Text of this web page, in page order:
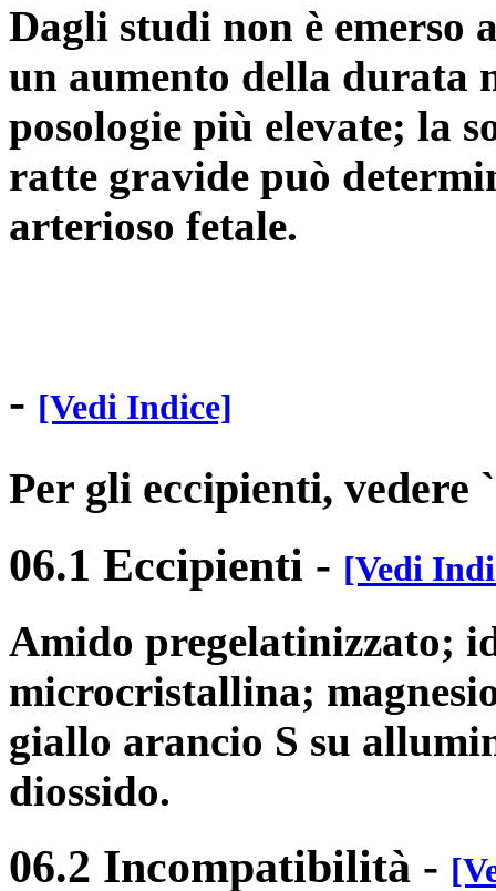
Dagli studi non è emerso
un aumento della durata
posologie più elevate; la
ratte gravide può
arterioso fetale.
- [Vedi Indice]
Per gli eccipienti, vedere
06.1 Eccipienti - [Vedi
Amido pregelatinizzato;
microcristallina;
giallo arancio S su
diossido.
06.2 Incompatibilità -